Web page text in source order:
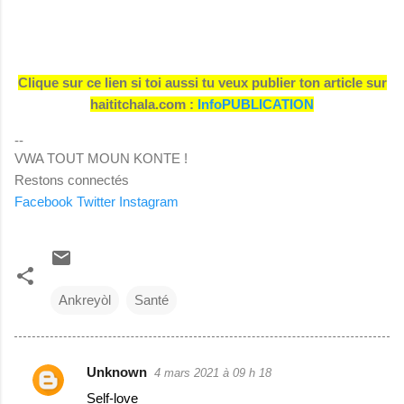
Clique sur ce lien si toi aussi tu veux publier ton article sur
haititchala.com : InfoPUBLICATION
--
VWA TOUT MOUN KONTE !
Restons connectés
Facebook Twitter Instagram
Ankreyòl Santé
C
Unknown 4 mars 2021 à 09 h 18
Self-love